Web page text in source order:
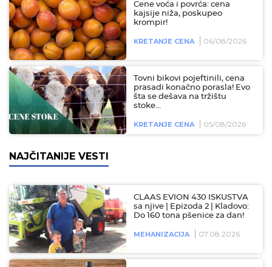
Cene voća i povrća: cena
kajsije niža, poskupeo
krompir!
KRETANJE CENA 06/08/2026
Tovni bikovi pojeftinili, cena
prasadi konačno porasla! Evo
šta se dešava na tržištu
stoke...
KRETANJE CENA 05/08/2026
NAJČITANIJE VESTI
CLAAS EVION 430 ISKUSTVA
sa njive | Epizoda 2 | Kladovo:
Do 160 tona pšenice za dan!
MEHANIZACIJA 07.08.2026